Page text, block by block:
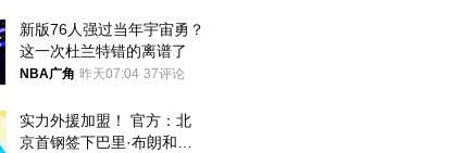
新版76人强过当年宇宙勇？
这一次杜兰特错的离谱了
NBA广角 昨天07:04 37评论
实力外援加盟！ 官方：北
京首钢签下巴里·布朗和桑